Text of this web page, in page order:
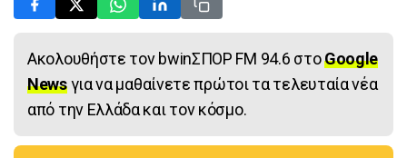
Ακολουθήστε τον bwinΣΠΟΡ FM 94.6 στοGoogle
Newsγια να μαθαίνετε πρώτοι τα τελευταία νέα
από την Ελλάδα και τον κόσμο.